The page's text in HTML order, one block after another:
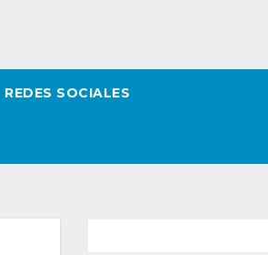
REDES SOCIALES